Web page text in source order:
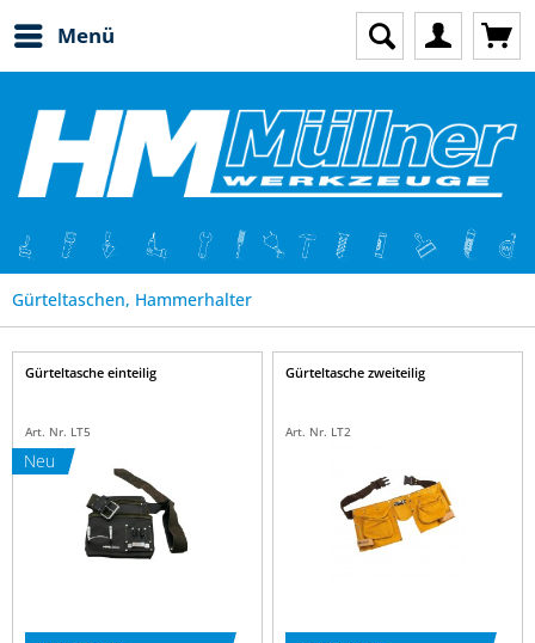
Menü
Gürteltaschen, Hammerhalter
Neu
Gürteltasche einteilig
Art. Nr. LT5
Gürteltasche zweiteilig
Art. Nr. LT2